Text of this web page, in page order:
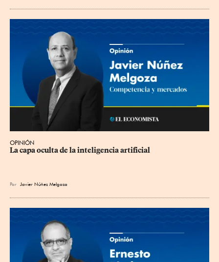
OPINIÓN
La capa oculta de la inteligencia artificial
Por Javier Núñez Melgoza